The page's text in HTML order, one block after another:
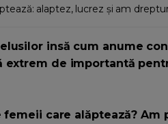
alaptez, lucrez și am
insă cum anume
extrem de importantă
care alăptează?